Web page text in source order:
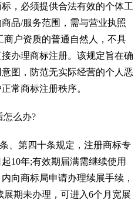
，必须提供合法有效的个体工
品/服务范围，需与营业执照
户资质的普通自然人，不具
办理商标注册。该规定旨在确
图，防范无实际经营的个人恶
常商标注册秩序。
怎么办?
、第四十条规定，注册商标专
10年;有效期届满需继续使用
向商标局申请办理续展手续，
期未办理，可进入6个月宽展